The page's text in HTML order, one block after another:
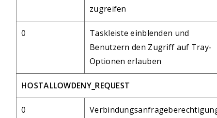
zugreifen
0
Taskleiste einblenden und
Benutzern den Zugriff auf Tray-
Optionen erlauben
HOSTALLOWDENY_REQUEST
0